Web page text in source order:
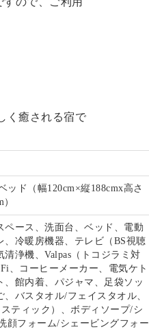
く癒される宿で
ド（幅120cm×縦188cmx高さ
ース、洗面台、ベッド、電動
冷暖房機器、テレビ（BS視聴
浄機、Valpas（トコジラミ対
、コーヒーメーカー、電気ケト
館内着、パジャマ、足袋ソッ
バスタオル/フェイスタオル、
ティック）、ボディソープ/シ
顔フォーム/シェービングフォー